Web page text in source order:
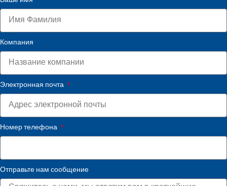
Компания
Электронная почта
Номер телефона
Отправьте нам сообщение